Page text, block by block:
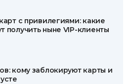
с привилегиями: какие
получить ныне VIP-клиенты
кому заблокируют карты и